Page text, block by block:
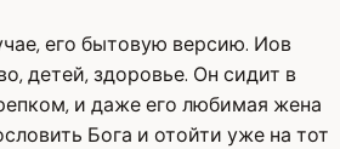
его бытовую версию. Иов
детей, здоровье. Он сидит в
и даже его любимая жена
Бога и отойти уже на тот